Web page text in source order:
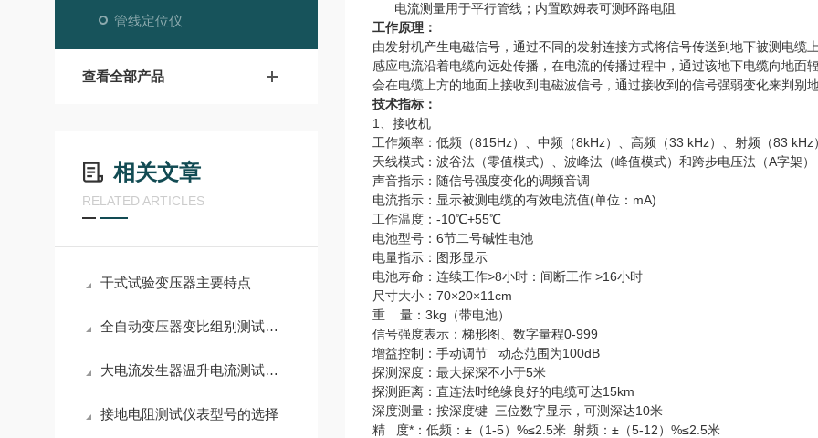
管线定位仪
查看全部产品
相关文章
RELATED ARTICLES
干式试验变压器主要特点
全自动变压器变比组别测试仪的试验操作方法
大电流发生器温升电流测试系统简介
接地电阻测试仪表型号的选择
电流测量用于平行管线；内置欧姆表可测环路电阻
工作原理：
由发射机产生电磁信号，通过不同的发射连接方式将信号传送到地下被测电缆
感应电流沿着电缆向远处传播，在电流的传播过程中，通过该地下电缆向地面
会在电缆上方的地面上接收到电磁波信号，通过接收到的信号强弱变化来判别
技术指标：
1、接收机
工作频率：低频（815Hz）、中频（8kHz）、高频（33 kHz）、射频（83 kHz
天线模式：波谷法（零值模式）、波峰法（峰值模式）和跨步电压法（A字架）
声音指示：随信号强度变化的调频音调
电流指示：显示被测电缆的有效电流值(单位：mA)
工作温度：-10℃+55℃
电池型号：6节二号碱性电池
电量指示：图形显示
电池寿命：连续工作>8小时：间断工作 >16小时
尺寸大小：70×20×11cm
重 量：3kg（带电池）
信号强度表示：梯形图、数字量程0-999
增益控制：手动调节 动态范围为100dB
探测深度：最大探深不小于5米
探测距离：直连法时绝缘良好的电缆可达15km
深度测量：按深度键 三位数字显示，可测深达10米
精 度*：低频：±（1-5）%≤2.5米 射频：±（5-12）%≤2.5米